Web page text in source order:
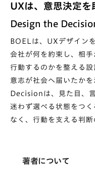
UXは、意思決定を
Design the
BOELは、UXデザイン
会社が何を約束し、相
行動するのかを整える
意志が社会へ届いたか
Decisionは、見た目、
迷わず選べる状態をつ
なく、行動を支える判断
著者について